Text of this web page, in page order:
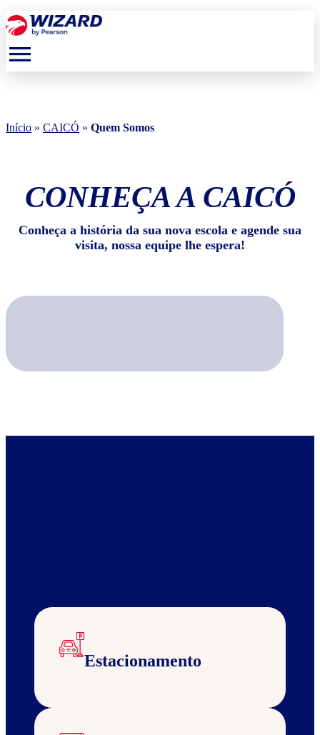
menu
Início » CAICÓ » Quem Somos
CONHEÇA A CAICÓ
Conheça a história da sua nova escola e agende sua
visita, nossa equipe lhe espera!
Estacionamento